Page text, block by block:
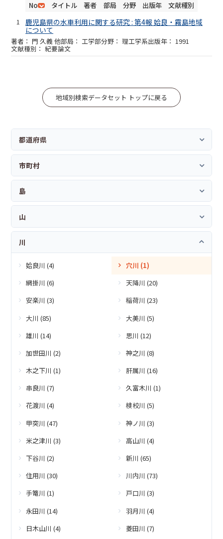
No
タイトル 著者 部局 分野 出版年
文献種別
1
鹿児島県の水車利用に関する研究 : 第4報 姶良・霧島地域
について
門 久義 他 工学部 理工学系 1991
紀要論文
地域別検索データセット トップに戻る
都道府県
市町村
島
山
川
姶良川 (4)
穴川 (1)
網掛川 (6)
天降川 (20)
安楽川 (3)
稲荷川 (23)
大川 (85)
大美川 (5)
雄川 (14)
思川 (12)
加世田川 (2)
神之川 (8)
木之下川 (1)
肝属川 (16)
串良川 (7)
久富木川 (1)
花渡川 (4)
検校川 (5)
甲突川 (47)
神ノ川 (3)
米之津川 (3)
高山川 (4)
下谷川 (2)
新川 (65)
住用川 (30)
川内川 (73)
手篭川 (1)
戸口川 (3)
永田川 (14)
羽月川 (4)
日木山川 (4)
菱田川 (7)